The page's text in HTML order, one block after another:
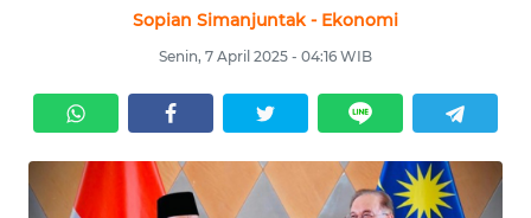
Sopian Simanjuntak - Ekonomi
Senin, 7 April 2025 - 04:16 WIB
EKUIN
SAINS-TEKNO